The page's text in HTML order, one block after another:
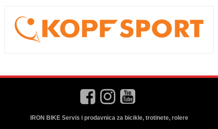
IRON BIKE Servis i prodavnica za bicikle, trotinete, rolere